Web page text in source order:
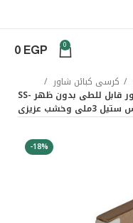
0
0 EGP
كرسى كبائن شاور
( طلب مسبق ) كرسى – مقعد حمام شاور قابل للطى بدون ظهر SS-
-18%